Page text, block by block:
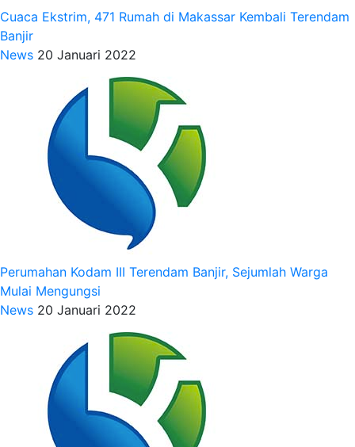
Cuaca Ekstrim, 471 Rumah di Makassar Kembali Terendam
Banjir
News 20 Januari 2022
Perumahan Kodam III Terendam Banjir, Sejumlah Warga
Mulai Mengungsi
News 20 Januari 2022